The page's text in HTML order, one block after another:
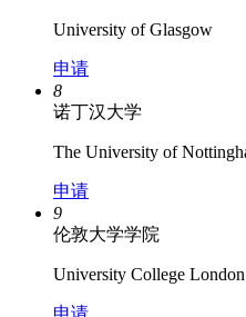
University of Glasgow
申请
8
诺丁汉大学
The University of
申请
9
伦敦大学学院
University College London
申请